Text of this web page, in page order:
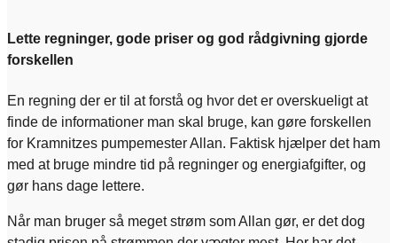
Lette regninger, gode priser og god rådgivning gjorde
forskellen
En regning der er til at forstå og hvor det er overskueligt at
finde de informationer man skal bruge, kan gøre forskellen
for Kramnitzes pumpemester Allan. Faktisk hjælper det ham
med at bruge mindre tid på regninger og energiafgifter, og
gør hans dage lettere.
Når man bruger så meget strøm som Allan gør, er det dog